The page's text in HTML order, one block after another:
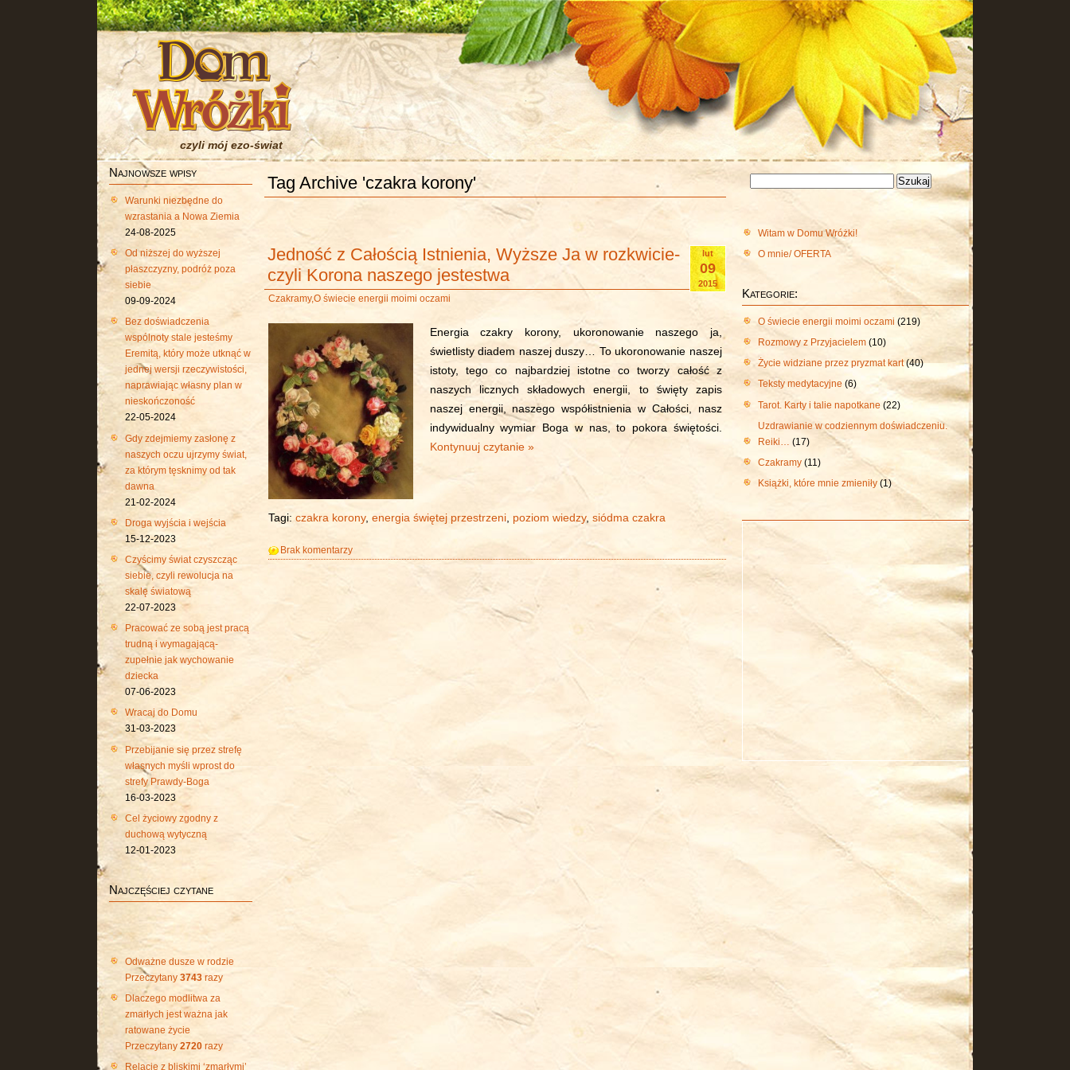
czyli mój ezo-świat
Najnowsze wpisy
Warunki niezbędne do
wzrastania a Nowa Ziemia
24-08-2025
Od niższej do wyższej
płaszczyzny, podróż poza
siebie
09-09-2024
Bez doświadczenia
wspólnoty stale jesteśmy
Eremitą, który może utknąć w
jednej wersji rzeczywistości,
naprawiając własny plan w
nieskończoność
22-05-2024
Gdy zdejmiemy zasłonę z
naszych oczu ujrzymy świat,
za którym tęsknimy od tak
dawna
21-02-2024
Droga wyjścia i wejścia
15-12-2023
Czyścimy świat czyszcząc
siebie, czyli rewolucja na
skalę światową
22-07-2023
Pracować ze sobą jest pracą
trudną i wymagającą-
zupełnie jak wychowanie
dziecka
07-06-2023
Wracaj do Domu
31-03-2023
Przebijanie się przez strefę
własnych myśli wprost do
strefy Prawdy-Boga
16-03-2023
Cel życiowy zgodny z
duchową wytyczną
12-01-2023
Najczęściej czytane
Odważne dusze w rodzie
Przeczytany 3743 razy
Dlaczego modlitwa za
zmarłych jest ważna jak
ratowane życie
Przeczytany 2720 razy
Relacje z bliskimi ‘zmarłymi’
Tag Archive 'czakra korony'
lut
09
2015
Jedność z Całością Istnienia, Wyższe Ja w rozkwicie-
czyli Korona naszego jestestwa
Czakramy,O świecie energii moimi oczami
Energia czakry korony, ukoronowanie naszego ja,
świetlisty diadem naszej duszy… To ukoronowanie naszej
istoty, tego co najbardziej istotne co tworzy całość z
naszych licznych składowych energii, to święty zapis
naszej energii, naszego współistnienia w Całości, nasz
indywidualny wymiar Boga w nas, to pokora świętości.
Kontynuuj czytanie »
Tagi: czakra korony, energia świętej przestrzeni poziom wiedzy, siódma czakra
Brak komentarzy
Witam w Domu Wróżki!
O mnie/ OFERTA
Kategorie:
O świecie energii moimi oczami (219)
Rozmowy z Przyjacielem (10)
Życie widziane przez pryzmat kart(40)
Teksty medytacyjne (6)
Tarot. Karty i talie napotkane (22)
Uzdrawianie w codziennym doświadczeniu.
Reiki… (17)
Czakramy (11)
Książki, które mnie zmieniły (1)